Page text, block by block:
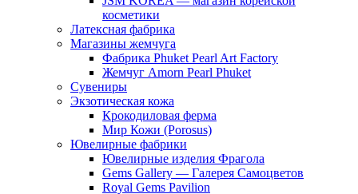
косметики
Латексная фабрика
Магазины жемчуга
Фабрика Phuket Pearl Art Factory
Жемчуг Amorn Pearl Phuket
Сувениры
Экзотическая кожа
Крокодиловая ферма
Мир Кожи (Porosus)
Ювелирные фабрики
Ювелирные изделия Фрагола
Gems Gallery — Галерея Самоцветов
Royal Gems Pavilion